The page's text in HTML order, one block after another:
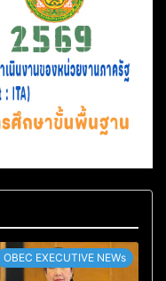
OBEC EXECUTIVE NEWs